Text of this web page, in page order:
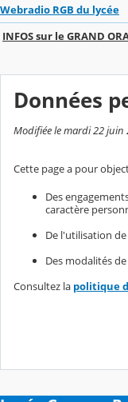
Webradio RGB du lycée
INFOS sur le GRAND
Données
Modifiée le mardi 22 juin
Cette page a pour
Des
caractère
De l'utilisation
Des modalités
Consultez la politique